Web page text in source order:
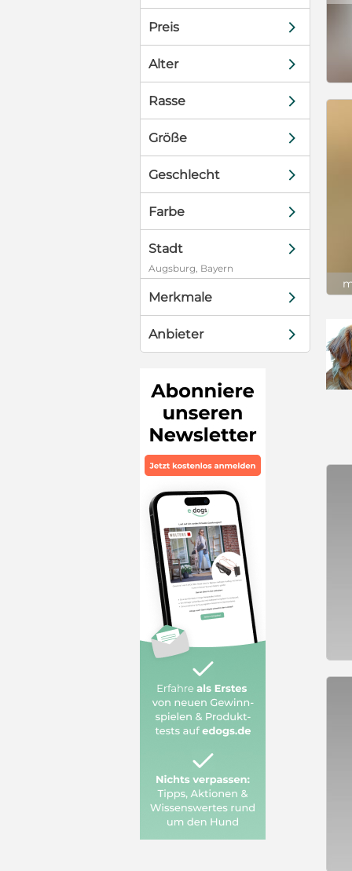
Preis d
Alter d
Rasse d
Größe d
Geschlecht d
Farbe d
Stadt d
Augsburg, Bayern
Merkmale d
Anbieter d